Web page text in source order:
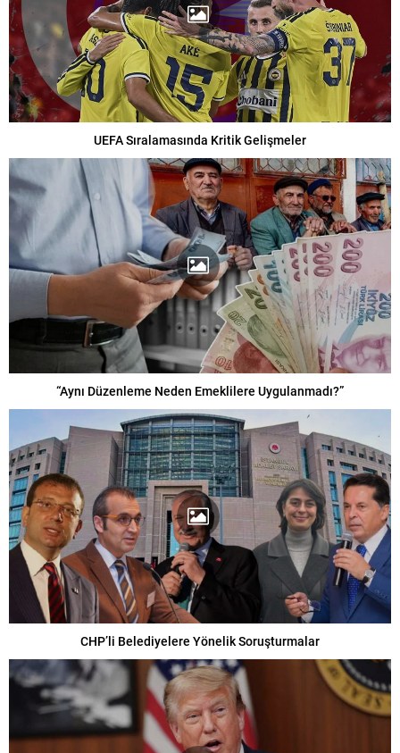
UEFA Sıralamasında Kritik Gelişmeler
“Aynı Düzenleme Neden Emeklilere Uygulanmadı?”
CHP’li Belediyelere Yönelik Soruşturmalar